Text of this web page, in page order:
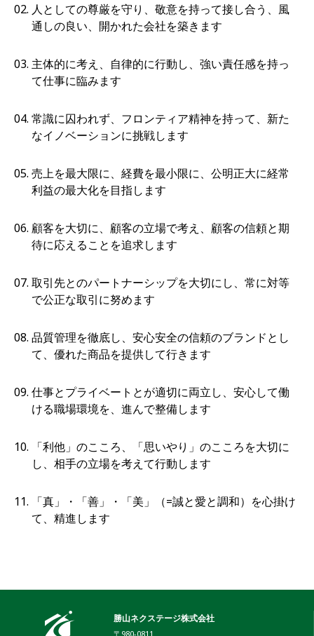
人としての尊厳を守り、敬意を持って接し合う、風
通しの良い、開かれた会社を築きます
主体的に考え、自律的に行動し、強い責任感を持っ
て仕事に臨みます
常識に囚われず、フロンティア精神を持って、新た
なイノベーションに挑戦します
売上を最大限に、経費を最小限に、公明正大に経常
利益の最大化を目指します
顧客を大切に、顧客の立場で考え、顧客の信頼と期
待に応えることを追求します
取引先とのパートナーシップを大切にし、常に対等
で公正な取引に努めます
品質管理を徹底し、安心安全の信頼のブランドとし
て、優れた商品を提供して行きます
仕事とプライベートとが適切に両立し、安心して働
ける職場環境を、進んで整備します
「利他」のこころ、「思いやり」のこころを大切に
し、相手の立場を考えて行動します
「真」・「善」・「美」（=誠と愛と調和）を心掛け
て、精進します
勝山ネクステージ株式会社
〒980-0811